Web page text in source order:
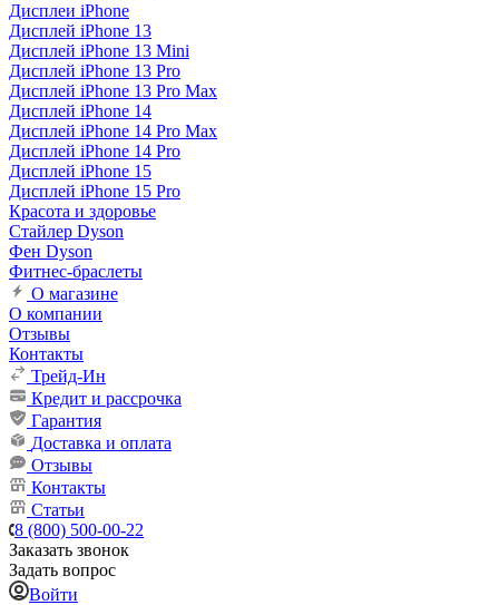
Дисплеи iPhone
Дисплей iPhone 13
Дисплей iPhone 13 Mini
Дисплей iPhone 13 Pro
Дисплей iPhone 13 Pro Max
Дисплей iPhone 14
Дисплей iPhone 14 Pro Max
Дисплей iPhone 14 Pro
Дисплей iPhone 15
Дисплей iPhone 15 Pro
Красота и здоровье
Стайлер Dyson
Фен Dyson
Фитнес-браслеты
О магазине
О компании
Отзывы
Контакты
Трейд-Ин
Кредит и рассрочка
Гарантия
Доставка и оплата
Отзывы
Контакты
Статьи
8 (800) 500-00-22
Заказать звонок
Задать вопрос
Войти